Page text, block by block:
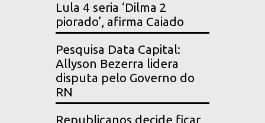
Lula 4 seria ‘Dilma 2
piorado’, afirma Caiado
Pesquisa Data Capital:
Allyson Bezerra lidera
disputa pelo Governo do
RN
Republicanos decide ficar